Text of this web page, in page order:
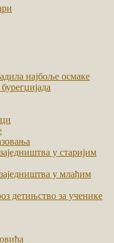
најбоље осмаке
у старијим
у млађим
детињство за ученике